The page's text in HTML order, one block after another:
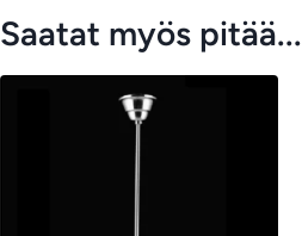
Saatat myös pitää...